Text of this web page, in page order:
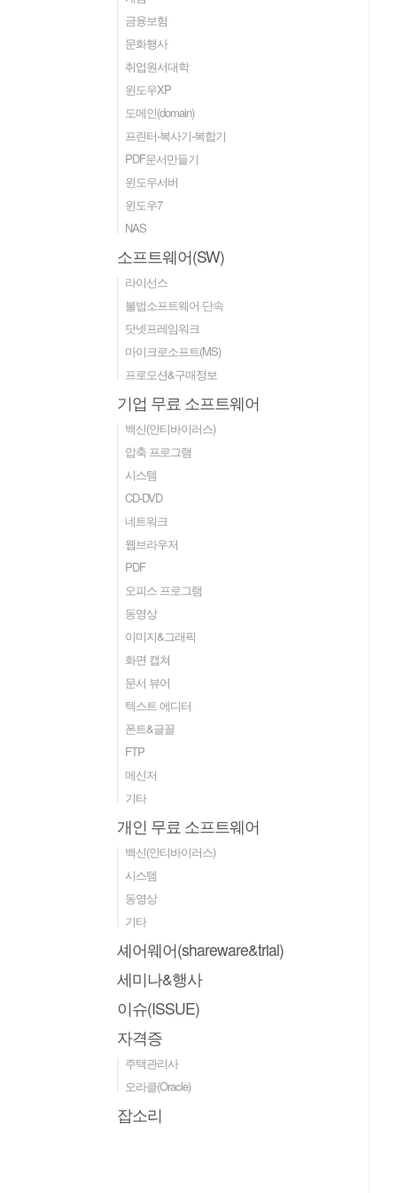
금융보험
문화행사
취업원서대학
윈도우XP
도메인(domain)
프린터-복사기-복합기
PDF문서만들기
윈도우서버
윈도우7
NAS
소프트웨어(SW)
라이선스
불법소프트웨어 단속
닷넷프레임워크
마이크로소프트(MS)
프로모션&구매정보
기업 무료 소프트웨어
백신(안티바이러스)
압축 프로그램
시스템
CD-DVD
네트워크
웹브라우저
PDF
오피스 프로그램
동영상
이미지&그래픽
화면 캡쳐
문서 뷰어
텍스트 에디터
폰트&글꼴
FTP
메신저
기타
개인 무료 소프트웨어
백신(안티바이러스)
시스템
동영상
기타
셰어웨어(shareware&trial)
세미나&행사
이슈(ISSUE)
자격증
주택관리사
오라클(Oracle)
잡소리